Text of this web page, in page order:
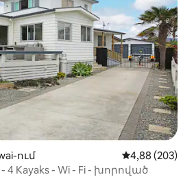
ում Միջին
4,88 (203)
- 4 Kayaks - Wi - Fi - խորոված